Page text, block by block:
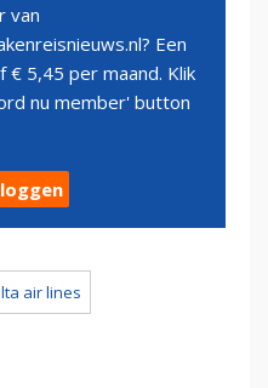
van
Een
€ 5,45 per maand. Klik
nu member' button
air lines